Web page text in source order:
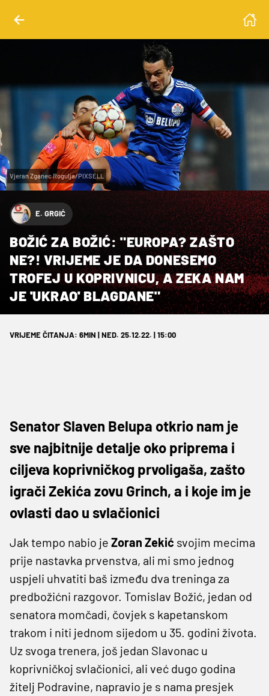
Vjeran Zganec Rogulja/PIXSELL
E. GRGIĆ
BOŽIĆ ZA BOŽIĆ: "EUROPA? ZAŠTO
NE?! VRIJEME JE DA DONESEMO
TROFEJ U KOPRIVNICU, A ZEKA NAM
JE 'UKRAO' BLAGDANE"
VRIJEME ČITANJA: 6MIN | NED. 25.12.22. | 15:00
Senator Slaven Belupa otkrio nam je
sve najbitnije detalje oko priprema i
ciljeva koprivničkog prvoligaša, zašto
igrači Zekića zovu Grinch, a i koje im je
ovlasti dao u svlačionici
Jak tempo nabio je Zoran Zekić svojim mecima
prije nastavka prvenstva, ali mi smo jednog
uspjeli uhvatiti baš između dva treninga za
predbožićni razgovor. Tomislav Božić, jedan od
senatora momčadi, čovjek s kapetanskom
trakom i niti jednom sijedom u 35. godini života.
Uz svoga trenera, još jedan Slavonac u
koprivničkoj svlačionici, ali već dugo godina
žitelj Podravine, napravio je s nama presjek